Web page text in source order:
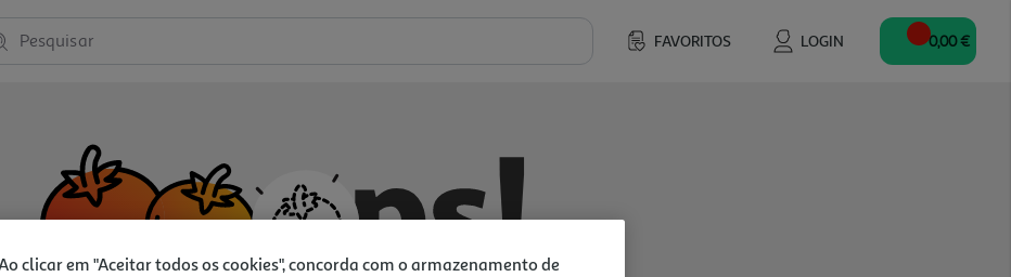
FAVORITOS LOGIN
Pesquisar 0,00 €
clicar em "Aceitar todos os cookies", concorda com o armazenamento de